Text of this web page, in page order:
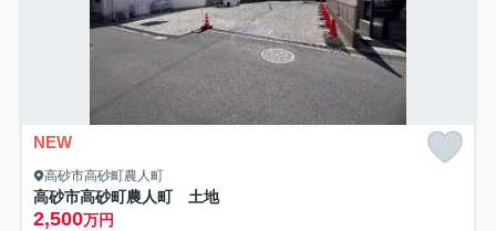
NEW
高砂市高砂町農人町
高砂市高砂町農人町 土地
2,500万円